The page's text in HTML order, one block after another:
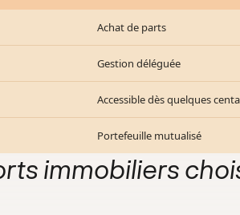
Achat de parts
Gestion déléguée
Accessible dès quelques
Portefeuille mutualisé
immobiliers